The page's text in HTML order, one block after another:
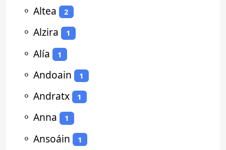
⚬ Altea 2
⚬ Alzira 1
⚬ Alía 1
⚬ Andoain 1
⚬ Andratx 1
⚬ Anna 1
⚬ Ansoáin 1